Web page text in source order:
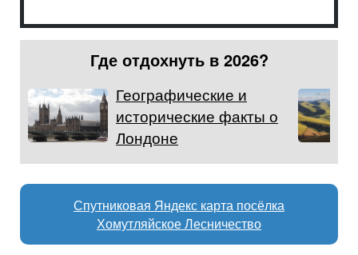
Где отдохнуть в 2026?
Географические и
исторические факты о
Лондоне
Спутниковая Яндекс карта посёлка
Хомутляйское Лесничество